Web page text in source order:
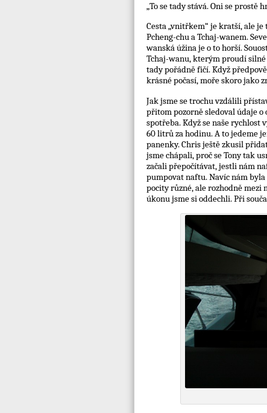
„To se tady stává. Oni se prostě
Cesta „vnitřkem“ je kratší, ale
Pcheng-chu a Tchaj-wanem.
wanská úžina je o to horší.
Tchaj-wanu, kterým proudí
tady pořádně fičí. Když
krásné počasí, moře skoro jako
Jak jsme se trochu vzdálili
přitom pozorně sledoval údaje o
spotřeba. Když se naše rychlost
60 litrů za hodinu. A to jedeme
panenky. Chris ještě zkusil
jsme chápali, proč se Tony tak
začali přepočítávat, jestli nám
pumpovat naftu. Navíc nám
pocity různé, ale rozhodně
úkonu jsme si oddechli. Při